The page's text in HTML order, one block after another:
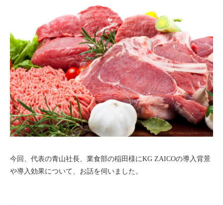
今回、代表の青山社長、業食部の稲田様にKG ZAICOの導入背景
や導入効果について、お話を伺いました。